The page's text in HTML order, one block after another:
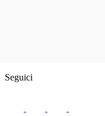
Seguici